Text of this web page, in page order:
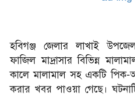
হবিগঞ্জ জেলার লাখাই
ফাজিল মাদ্রাসার বিভিন্ন
কালে মালামাল সহ একটি
করার খবর পাওয়া গেছে।